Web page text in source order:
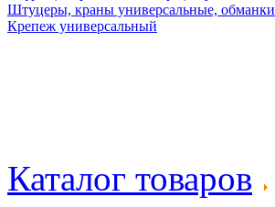
Штуцеры, краны универсальные, обманки
Крепеж универсальный
Каталог товаров